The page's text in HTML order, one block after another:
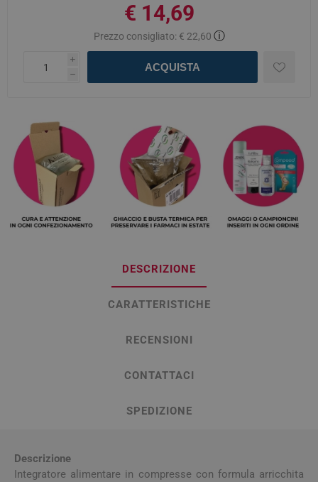
€ 14,69
Prezzo consigliato: € 22,60 ⓘ
i
h
ACQUISTA
DESCRIZIONE
CARATTERISTICHE
RECENSIONI
CONTATTACI
SPEDIZIONE
Descrizione
Integratore alimentare in compresse con formula arricchita